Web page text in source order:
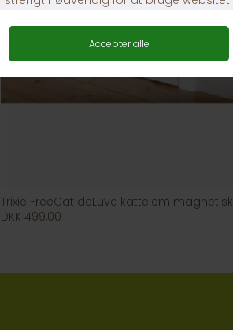
Trixie FreeCat deLuve kattelem magnetisk
DKK 499,00